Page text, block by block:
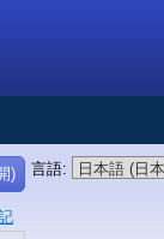
) 言語: